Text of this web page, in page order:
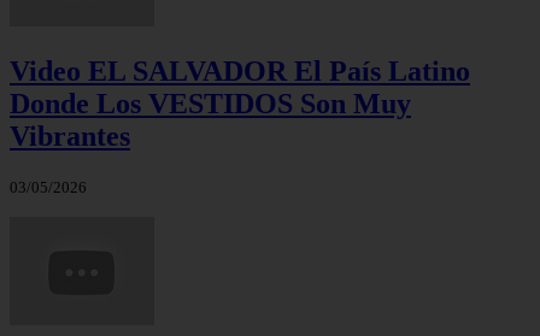
Video EL SALVADOR El País Latino
Donde Los VESTIDOS Son Muy
Vibrantes
03/05/2026